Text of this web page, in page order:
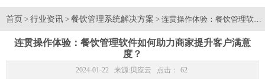
首页 > 行业资讯 > 餐饮管理系统解决方案 > 连贯操作体验：餐饮管理软
连贯操作体验：餐饮管理软件如何助力商家提升客户满意
度？
2024-01-22 来源: 贝应云 点击： 62